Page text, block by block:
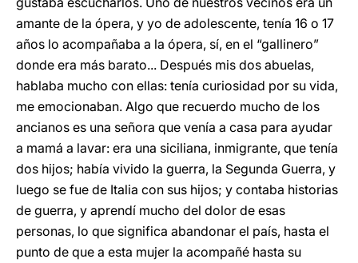
amante de la ópera, y yo de adolescente, tenía 16 o 17
años lo acompañaba a la ópera, sí, en el “gallinero”
donde era más barato... Después mis dos abuelas,
hablaba mucho con ellas: tenía curiosidad por su vida,
me emocionaban. Algo que recuerdo mucho de los
ancianos es una señora que venía a casa para ayudar
a mamá a lavar: era una siciliana, inmigrante, que tenía
dos hijos; había vivido la guerra, la Segunda Guerra, y
luego se fue de Italia con sus hijos; y contaba historias
de guerra, y aprendí mucho del dolor de esas
personas, lo que significa abandonar el país, hasta el
punto de que a esta mujer la acompañé hasta su